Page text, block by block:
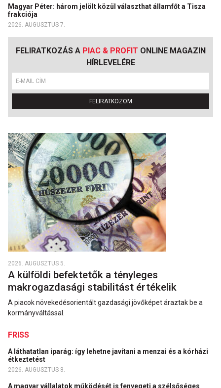
Magyar Péter: három jelölt közül választhat államfőt a Tisza
frakciója
2026. AUGUSZTUS 7.
FELIRATKOZÁS A PIAC & PROFIT ONLINE MAGAZIN
HÍRLEVELÉRE
FELIRATKOZOM
2026. AUGUSZTUS 5.
A külföldi befektetők a tényleges
makrogazdasági stabilitást értékelik
A piacok növekedésorientált gazdasági jövőképet áraztak be a
kormányváltással.
FRISS
A láthatatlan iparág: így lehetne javítani a menzai és a kórházi
étkeztetést
2026. AUGUSZTUS 8.
A magyar vállalatok működését is fenyegeti a szélsőséges